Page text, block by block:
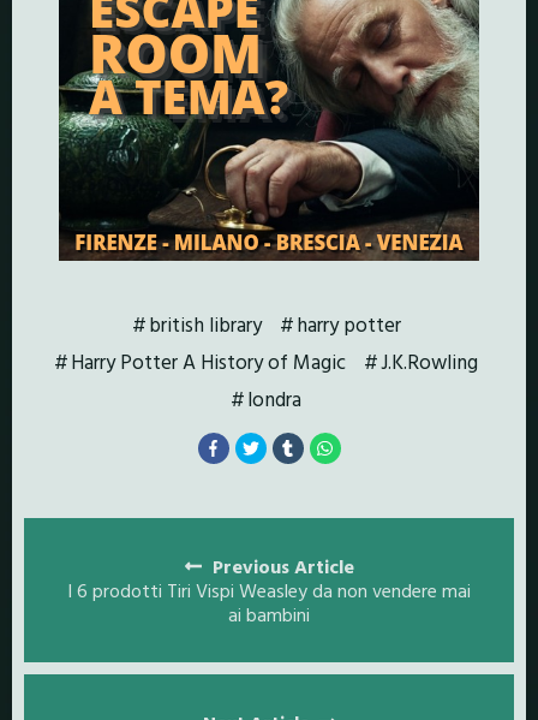
british library
harry potter
Harry Potter A History of Magic
J.K.Rowling
londra
navigation
Previous Article
I 6 prodotti Tiri Vispi Weasley da non vendere mai
ai bambini